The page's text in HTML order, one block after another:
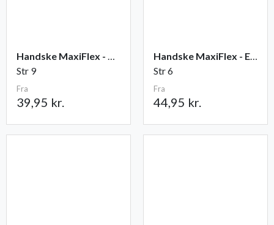
Handske MaxiFlex - Ultimate
Str 9
Fra
39,95 kr.
Handske MaxiFlex - Endurance
Str 6
Fra
44,95 kr.